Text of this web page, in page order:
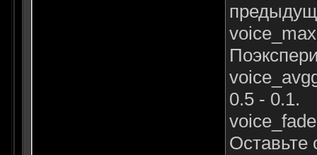
0.5 - 0.1.
Оставьте